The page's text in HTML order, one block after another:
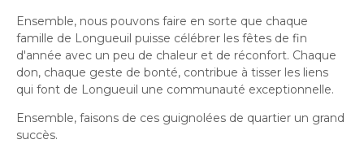
Lutte à l'itinérance
Participation citoyenne
Participation citoyenne
Procès-verbaux
Procès-verbaux
Projets particuliers
Projets particuliers
Ouvre
dans
Règlements municipaux
Règlements municipaux
nouvelle
fenêtre
dans
une
nouvelle
fenêtre
Fournisseurs
Fournisseurs
Gestion des matières résiduelles
Gestion des matières résiduelles
Actualités et publications
Administration municipale
Administration municipale
Approvisionnement
Approvisionnement
Bureau de l’éthique et de l’inspection
contractuelle
Arts de la scène, spectacles
et festivals
Calendrier des événements
Ensemble, nous pouvons faire en sorte que chaque
famille de Longueuil puisse célébrer les fêtes de fin
d'année avec un peu de chaleur et de réconfort. Chaque
don, chaque geste de bonté, contribue à tisser les liens
qui font de Longueuil une communauté exceptionnelle.
Ensemble, faisons de ces guignolées de quartier un grand
succès.